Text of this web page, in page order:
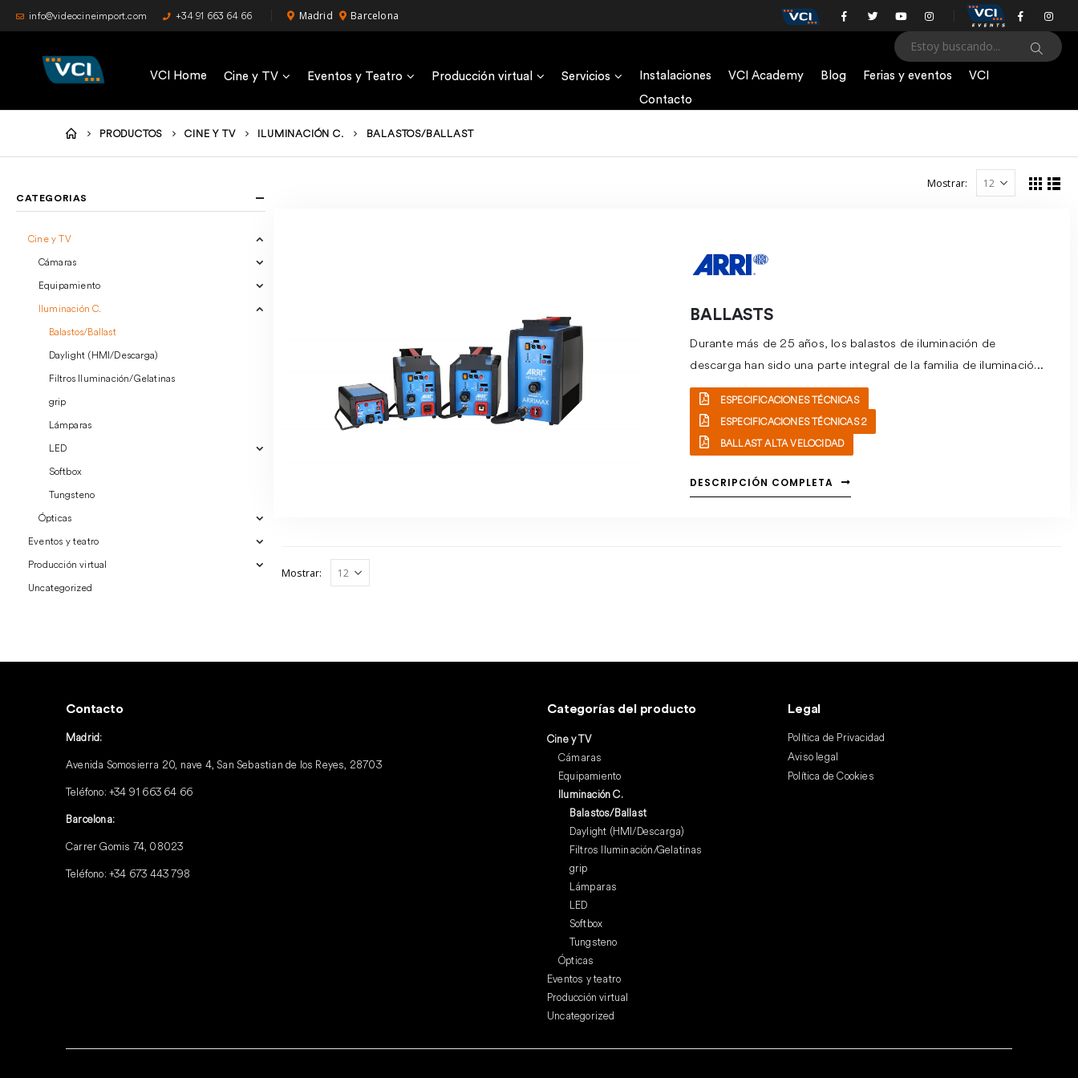
info@videocineimport.com +34 91 663 64 66 Madrid Barcelona
VCI Home Cine y TV Eventos y Teatro Producción virtual Servicios Instalaciones VCI Academy Blog Ferias y eventos
VCI
Contacto
PRODUCTOS CINE Y TV ILUMINACIÓN C. BALASTOS/BALLAST
Mostrar:
BALLASTS
Durante más de 25 años, los balastos de iluminación de
descarga han sido una parte integral de la familia de iluminación
ARRI. En el transcurso de ese tiempo, la gama se ha desarrollado
hasta tener los componentes fiables, robustos y eficientes
reconocidos hoy en día como el estándar de la industria del cine,
el teatro y los eventos. La gama de balastos ARRI cuenta con
mantenimiento, detección automática de fallos y amplios
ESPECIFICACIONES TÉCNICAS
ESPECIFICACIONES TÉCNICAS 2
BALLAST ALTA VELOCIDAD
DESCRIPCIÓN COMPLETA
Mostrar:
CATEGORIAS
Cine y TV
Cámaras
Equipamiento
Iluminación C.
Balastos/Ballast
Daylight (HMI/Descarga)
Filtros Iluminación/Gelatinas
grip
Lámparas
LED
Softbox
Tungsteno
Ópticas
Eventos y teatro
Producción virtual
Uncategorized
Contacto
Madrid:
Avenida Somosierra 20, nave 4, San Sebastian de los Reyes, 28703
Teléfono:+34 91 663 64 66
Barcelona:
Carrer Gomis 74, 08023
Teléfono:+34 673 443 798
Categorías del producto
Cine y TV
Cámaras
Equipamiento
Iluminación C.
Balastos/Ballast
Daylight (HMI/Descarga)
Filtros Iluminación/Gelatinas
grip
Lámparas
LED
Softbox
Tungsteno
Ópticas
Eventos y teatro
Producción virtual
Uncategorized
Legal
Política de Privacidad
Aviso legal
Política de Cookies